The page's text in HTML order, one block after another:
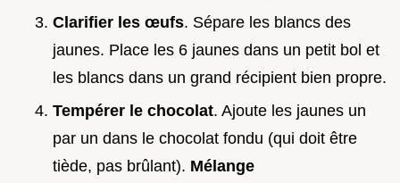
Clarifier les œufs. Sépare les blancs des
jaunes. Place les 6 jaunes dans un petit bol et
les blancs dans un grand récipient bien propre.
Tempérer le chocolat. Ajoute les jaunes un
par un dans le chocolat fondu (qui doit être
tiède, pas brûlant). Mélange